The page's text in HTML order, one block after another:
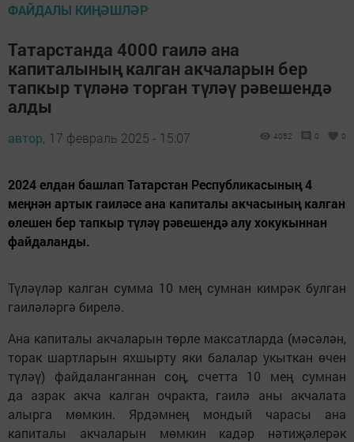
ФАЙДАЛЫ КИҢӘШЛӘР
Татарстанда 4000 гаилә ана
капиталының калган акчаларын бер
тапкыр түләнә торган түләү рәвешендә
алды
автор, 17 февраль 2025 - 15:07 4052 0 0
2024 елдан башлап Татарстан Республикасының 4
меңнән артык гаиләсе ана капиталы акчасының калган
өлешен бер тапкыр түләү рәвешендә алу хокукыннан
файдаланды.
Түләүләр калган сумма 10 мең сумнан кимрәк булган
гаиләләргә бирелә.
Ана капиталы акчаларын төрле максатларда (мәсәлән,
торак шартларын яхшырту яки балалар укыткан өчен
түләү) файдаланганнан соң, счетта 10 мең сумнан
да азрак акча калган очракта, гаилә аны акчалата
алырга мөмкин. Ярдәмнең мондый чарасы ана
капиталы акчаларын мөмкин кадәр нәтиҗәлерәк